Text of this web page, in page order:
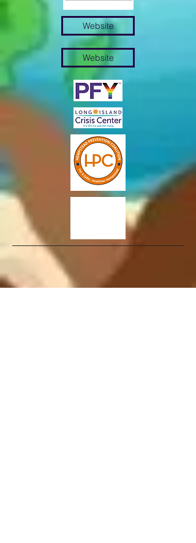
Website
Website